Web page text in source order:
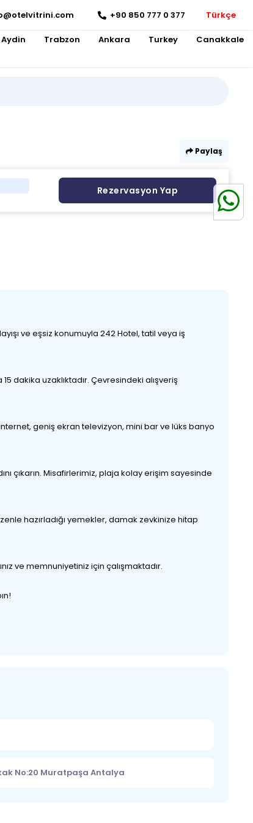
+90 850 777 0 377 Türkçe
Aydin Trabzon Ankara Turkey Canakkale
Paylaş
Rezervasyon Yap
ve eşsiz konumuyla 242 Hotel, tatil veya iş
dakika uzaklıktadır. Çevresindeki alışveriş
geniş ekran televizyon, mini bar ve lüks banyo
çıkarın. Misafirlerimiz, plaja kolay erişim sayesinde
hazırladığı yemekler, damak zevkinize hitap
ve memnuniyetiniz için çalışmaktadır.
No:20 Muratpaşa Antalya